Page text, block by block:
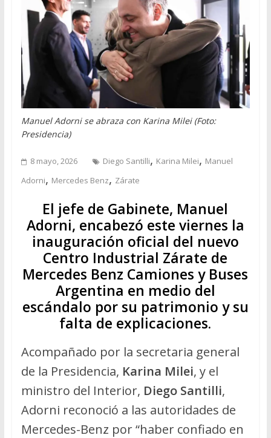
Manuel Adorni se abraza con Karina Milei (Foto:
Presidencia)
8 mayo, 2026 Diego Santilli, Karina Milei, Manuel
Adorni, Mercedes Benz, Zárate
El jefe de Gabinete, Manuel
Adorni, encabezó este viernes la
inauguración oficial del nuevo
Centro Industrial Zárate de
Mercedes Benz Camiones y Buses
Argentina en medio del
escándalo por su patrimonio y su
falta de explicaciones.
Acompañado por la secretaria general
de la Presidencia, Karina Milei, y el
ministro del Interior, Diego Santilli,
Adorni reconoció a las autoridades de
Mercedes-Benz por “haber confiado en